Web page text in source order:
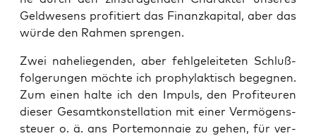
Geld­we­sens pro­fi­tiert das Finanz­ka­pi­tal, aber das
wür­de den Rah­men sprengen.
Zwei nahe­lie­gen­den, aber fehl­ge­lei­te­ten Schluß­
fol­ge­run­gen möch­te ich pro­phy­lak­tisch begeg­nen.
Zum einen hal­te ich den Impuls, den Pro­fi­teu­ren
die­ser Gesamt­kon­stel­la­ti­on mit einer Ver­mö­gens­
steu­er o. ä. ans Porte­mon­naie zu gehen, für ver­